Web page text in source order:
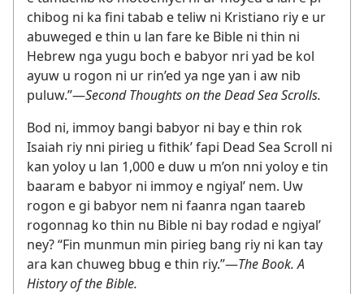
chibog ni ka fini tabab e teliw ni Kristiano riy e ur
abuweged e thin u lan fare ke Bible ni thin ni
Hebrew nga yugu boch e babyor nri yad be kol
ayuw u rogon ni ur rin’ed ya nge yan i aw nib
puluw.”​—Second Thoughts on the Dead Sea Scrolls.
Bod ni, immoy bangi babyor ni bay e thin rok
Isaiah riy nni pirieg u fithik’ fapi Dead Sea Scroll ni
kan yoloy u lan 1,000 e duw u m’on nni yoloy e tin
baaram e babyor ni immoy e ngiyal’ nem. Uw
rogon e gi babyor nem ni faanra ngan taareb
rogonnag ko thin nu Bible ni bay rodad e ngiyal’
ney? “Fin munmun min pirieg bang riy ni kan tay
ara kan chuweg bbug e thin riy.”​—The Book. A
History of the Bible.